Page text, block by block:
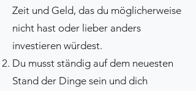
Zeit und Geld, das du möglicherweise
nicht hast oder lieber anders
investieren würdest.
Du musst ständig auf dem neuesten
Stand der Dinge sein und dich